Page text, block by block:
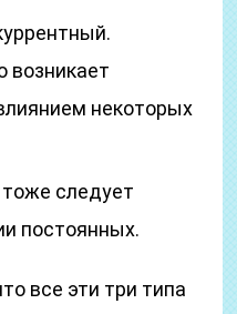
возникает
некоторых
следует
постоянных.
все эти три типа